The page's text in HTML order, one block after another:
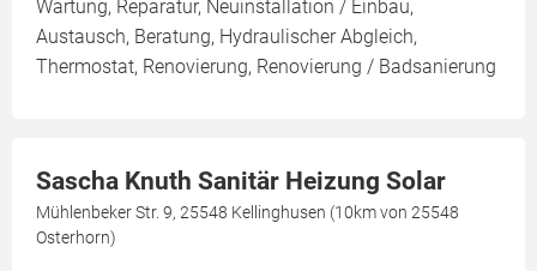
Wartung, Reparatur, Neuinstallation / Einbau,
Austausch, Beratung, Hydraulischer Abgleich,
Thermostat, Renovierung, Renovierung / Badsanierung
Sascha Knuth Sanitär Heizung Solar
Mühlenbeker Str. 9, 25548 Kellinghusen (10km von 25548
Osterhorn)